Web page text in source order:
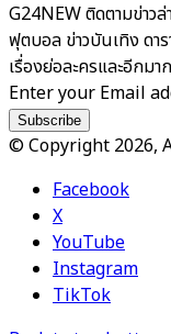
G24NEW ติดตามข่าว
ฟุตบอล ข่าวบันเทิง ดา
เรื่องย่อละครและอีกม
Enter your Email
© Copyright 2026,
Facebook
X
YouTube
Instagram
TikTok